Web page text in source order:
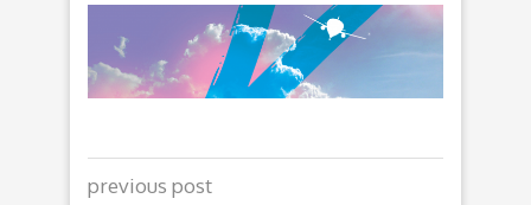
previous post